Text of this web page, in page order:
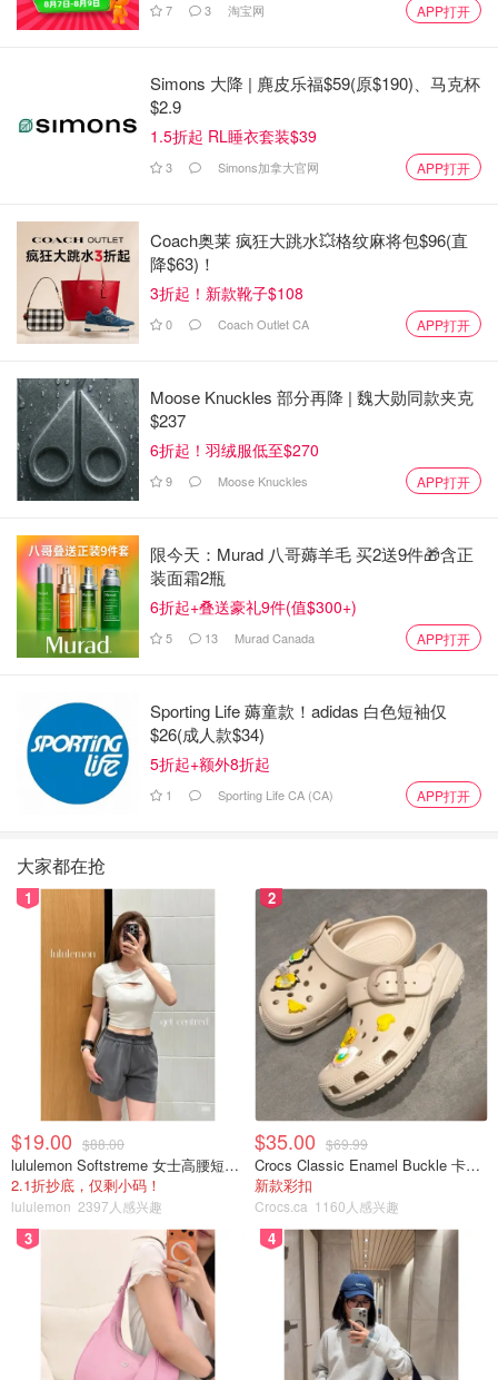
7 3 淘宝网 APP打开
Simons 大降 | 麂皮乐福$59(原$190)、马克杯
$2.9
1.5折起 RL睡衣套装$39
3 Simons加拿大官网 APP打开
Coach奥莱 疯狂大跳水💥格纹麻将包$96(直
降$63)！
3折起！新款靴子$108
0 Coach Outlet CA APP打开
Moose Knuckles 部分再降 | 魏大勋同款夹克
$237
6折起！羽绒服低至$270
9 Moose Knuckles APP打开
限今天：Murad 八哥薅羊毛 买2送9件🎁含正
装面霜2瓶
6折起+叠送豪礼9件(值$300+)
5 13 Murad Canada APP打开
Sporting Life 薅童款！adidas 白色短袖仅
$26(成人款$34)
5折起+额外8折起
1 Sporting Life CA (CA) APP打开
大家都在抢
1
$19.00 $88.00
lululemon Softstreme 女士高腰短裤 10cm
2.1折抄底，仅剩小码！
lululemon 2397人感兴趣
2
$35.00 $69.99
Crocs Classic Enamel Buckle 卡骆驰布扣便鞋
新款彩扣
Crocs.ca 1160人感兴趣
3 4